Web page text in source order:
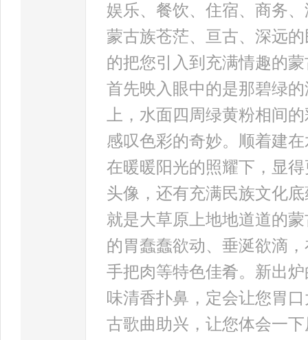
娱乐、餐饮、住宿、商务
蒙古族苍茫、亘古、深远
的把您引入到充满情趣的
首先映入眼中的是那碧绿
上，水面四周绿黄粉相间
感叹色彩的奇妙。顺着建
在暖暖阳光的照耀下，显
头像，还有充满民族文化
就是大草原上地地道道的
的胃蠢蠢欲动、垂涎欲滴
手把肉等特色佳肴。新出
味清香扑鼻，定会让您胃
古歌曲助兴，让您体会一